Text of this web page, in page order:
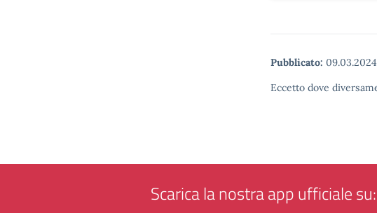
Pubblicato: 09.03.2024
Eccetto dove
Scarica la nostra app ufficiale su: